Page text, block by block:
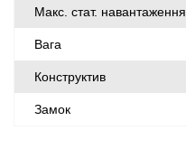
Макс. стат. навантаження
Вага
Конструктив
Замок